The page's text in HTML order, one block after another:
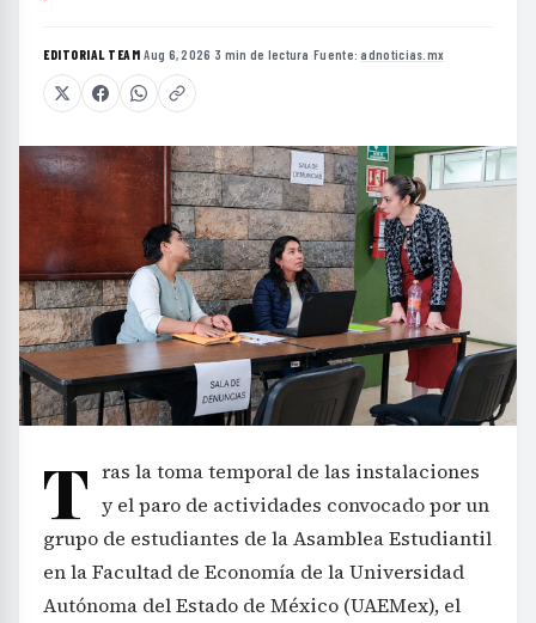
EDITORIAL TEAM·Aug 6, 2026 ·3 min de lectura ·Fuente:adnoticias.mx
T ras la toma temporal de las instalaciones
y el paro de actividades convocado por un
grupo de estudiantes de la Asamblea Estudiantil
en la Facultad de Economía de la Universidad
Autónoma del Estado de México (UAEMex), el